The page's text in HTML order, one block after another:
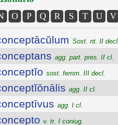
O P Q R S T U V
Sost. nt. II decl.
agg. part. pres. II cl.
sost. femm. III decl.
agg. II cl.
agg. I cl.
v. tr. I coniug.